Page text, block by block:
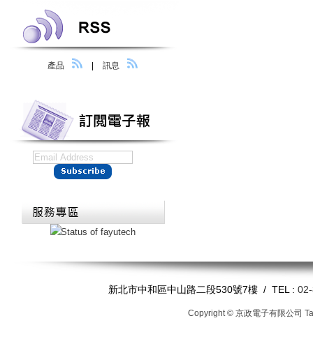
產品 訊息
新北市中和區中山路二段530號7樓 / TEL :
Copyright © 京政電子有限公司